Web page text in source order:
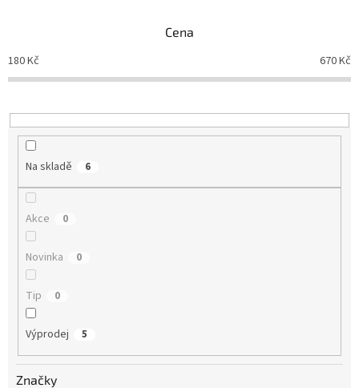
p
r
o
u
Cena
180Kč 670Kč
Na skladě 6
Akce 0
Novinka 0
Tip 0
Výprodej 5
Značky